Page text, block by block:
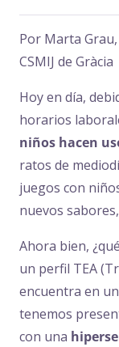
Por Marta
CSMIJ de Gràcia
Hoy en día,
horarios
niños hacen
ratos de
juegos con
nuevos
Ahora bien,
un perfil TEA
encuentra en
tenemos
con una